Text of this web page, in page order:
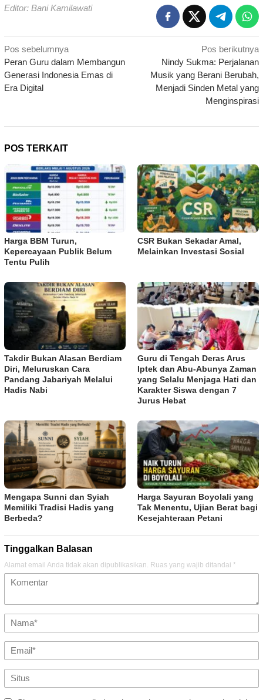
Editor: Bani Kamilawati
Navigasi
pos
Pos sebelumnya
Peran Guru dalam Membangun
Generasi Indonesia Emas di
Era Digital
Pos berikutnya
Nindy Sukma: Perjalanan
Musik yang Berani Berubah,
Menjadi Sinden Metal yang
Menginspirasi
POS TERKAIT
Harga BBM Turun,
Kepercayaan Publik Belum
Tentu Pulih
CSR Bukan Sekadar Amal,
Melainkan Investasi Sosial
Takdir Bukan Alasan Berdiam
Diri, Meluruskan Cara
Pandang Jabariyah Melalui
Hadis Nabi
Guru di Tengah Deras Arus
Iptek dan Abu-Abunya Zaman
yang Selalu Menjaga Hati dan
Karakter Siswa dengan 7
Jurus Hebat
Mengapa Sunni dan Syiah
Memiliki Tradisi Hadis yang
Berbeda?
Harga Sayuran Boyolali yang
Tak Menentu, Ujian Berat bagi
Kesejahteraan Petani
Tinggalkan Balasan
Alamat email Anda tidak akan dipublikasikan. Ruas yang wajib ditandai *